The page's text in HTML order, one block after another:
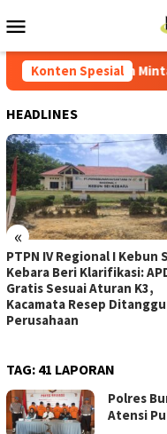
ke
Mobile
Konten Spesial
Polisi Bertindak
HEADLINES
«
PTPN IV Regional I Kebun
Kebara Beri Klarifikasi:
Gratis Sesuai Aturan K3,
Kacamata Resep
Perusahaan
TAG: 41 LAPORAN
Polres
Atensi